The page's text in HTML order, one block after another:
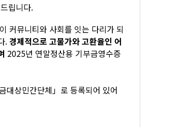
립니다.
커뮤니티와 사회를 잇는 다리가 되
.경제적으로 고물가와 고환율인 어
2025년 연말정산용 기부금영수증
대상민간단체」로 등록되어 있어